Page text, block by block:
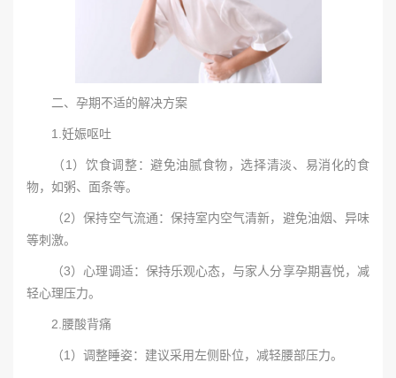
二、孕期不适的解决方案
1.妊娠呕吐
（1）饮食调整：避免油腻食物，选择清淡、易消化的食
物，如粥、面条等。
（2）保持空气流通：保持室内空气清新，避免油烟、异味
等刺激。
（3）心理调适：保持乐观心态，与家人分享孕期喜悦，减
轻心理压力。
2.腰酸背痛
（1）调整睡姿：建议采用左侧卧位，减轻腰部压力。